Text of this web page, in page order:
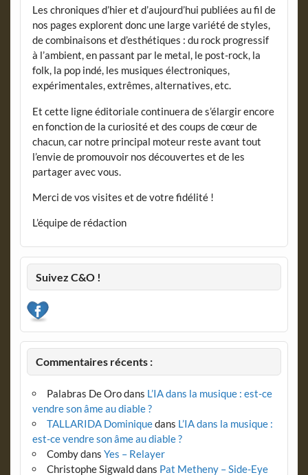
Les chroniques d’hier et d’aujourd’hui publiées au fil de
nos pages explorent donc une large variété de styles,
de combinaisons et d’esthétiques : du rock progressif
à l’ambient, en passant par le metal, le post-rock, la
folk, la pop indé, les musiques électroniques,
expérimentales, extrêmes, alternatives, etc.
Et cette ligne éditoriale continuera de s’élargir encore
en fonction de la curiosité et des coups de cœur de
chacun, car notre principal moteur reste avant tout
l’envie de promouvoir nos découvertes et de les
partager avec vous.
Merci de vos visites et de votre fidélité !
L’équipe de rédaction
Suivez C&O !
Commentaires récents :
Palabras De Orodans L’IA dans la musique : est-ce
vendre son âme au diable ?
TALLARIDA Dominiquedans L’IA dans la musique :
est-ce vendre son âme au diable ?
Combydans Yes – Relayer
Christophe Sigwalddans Pat Metheny – Side-Eye